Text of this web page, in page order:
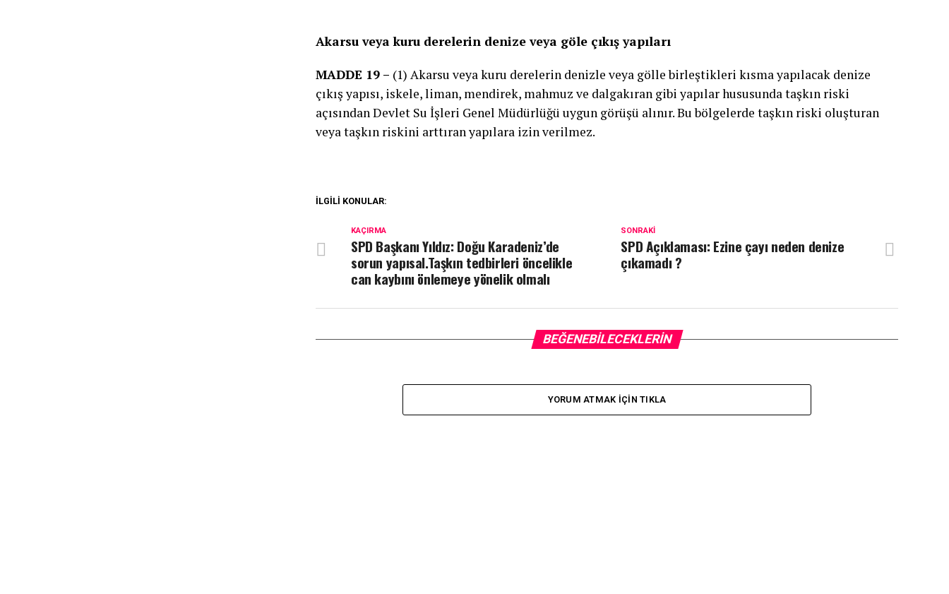
Akarsu veya kuru derelerin denize veya göle çıkış yapıları
MADDE 19 – (1) Akarsu veya kuru derelerin denizle veya gölle birleştikleri kısma yapılacak denize
çıkış yapısı, iskele, liman, mendirek, mahmuz ve dalgakıran gibi yapılar hususunda taşkın riski
açısından Devlet Su İşleri Genel Müdürlüğü uygun görüşü alınır. Bu bölgelerde taşkın riski oluşturan
veya taşkın riskini arttıran yapılara izin verilmez.
İLGILI KONULAR:
SONRAKI
SPD Açıklaması: Ezine çayı neden denize
çıkamadı ?
KAÇIRMA
SPD Başkanı Yıldız: Doğu Karadeniz’de
sorun yapısal.Taşkın tedbirleri öncelikle
can kaybını önlemeye yönelik olmalı
BEĞENEBILECEKLERIN
YORUM ATMAK IÇIN TIKLA